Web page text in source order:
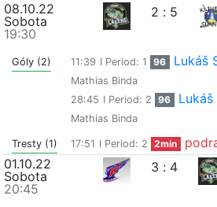
08.10.22
Sobota
19:30
2 : 5
Góly (2) 11:39 I Period: 1 96 Lukáš
Mathias Binda
28:45 I Period: 2 96
Mathias Binda
Tresty (1) 17:51 I Period: 2 2min
01.10.22
Sobota
20:45
3 : 4